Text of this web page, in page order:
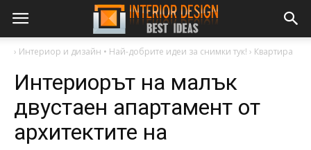
› Интериор и дизайн • Най-добрите идеи за снимки тук! › Квартира
Интериорът на малък
двустаен апартамент от
архитектите на